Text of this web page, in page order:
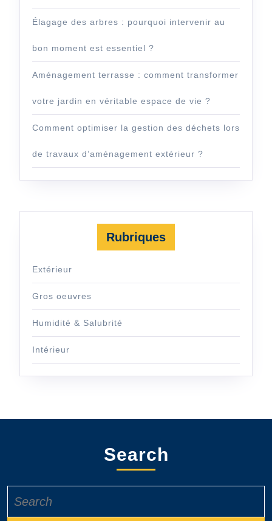
Élagage des arbres : pourquoi intervenir au
bon moment est essentiel ?
Aménagement terrasse : comment transformer
votre jardin en véritable espace de vie ?
Comment optimiser la gestion des déchets lors
de travaux d’aménagement extérieur ?
Rubriques
Extérieur
Gros oeuvres
Humidité & Salubrité
Intérieur
Search
for: